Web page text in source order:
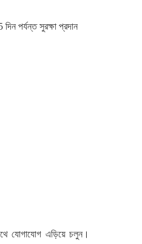
দিন পর্যন্ত সুরক্ষা প্রদান
যোগাযোগ এড়িয়ে চলুন।